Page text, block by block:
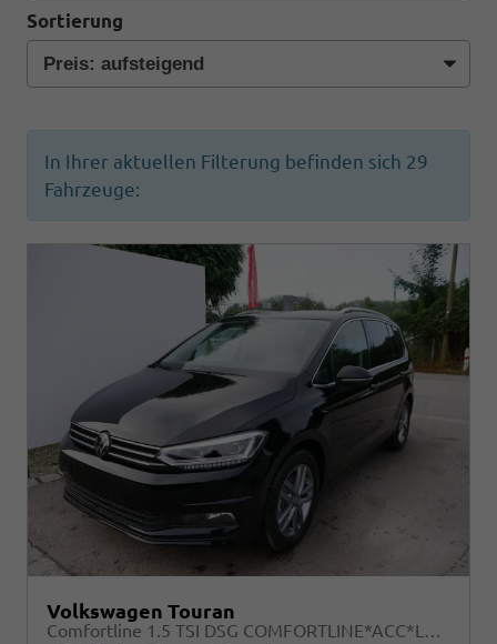
Sortierung
In Ihrer aktuellen Filterung befinden sich 29
Fahrzeuge:
Volkswagen Touran
Comfortline 1.5 TSI DSG COMFORTLINE*ACC*LED*PDC*KAMERA*NAVI*SHZ* 7-SITZER 17-ZOLL